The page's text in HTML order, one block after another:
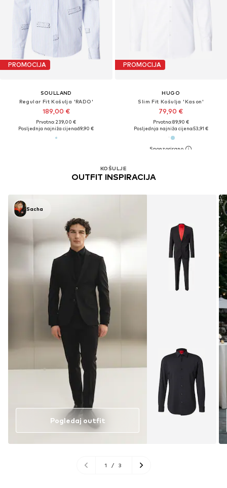
PROMOCIJA
SOULLAND
Regular Fit Košulja 'RADO'
189,00 €
Prvotno: 239,00 €
Posljednja najniža cijena:69,90 €
KOŠULJE
OUTFIT INSPIRACIJA
Sacha
Pogledaj outfit
1 / 3
PROMOCIJA
HUGO
Slim Fit Košulja 'Kason'
79,90 €
Prvotno: 89,90 €
Posljednja najniža cijena:53,91 €